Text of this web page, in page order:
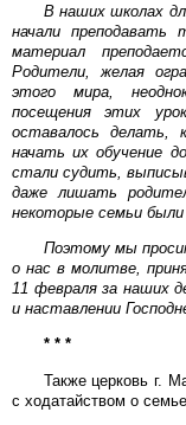
В наших школах
начали преподавать
материал
Родители, желая
этого мира, неоднократно просили освободить детей от
посещения этих
оставалось делать, как только не пускать детей в школу и
начать их обучение
стали судить, выписывать большие штрафы,
даже лишать
Поэтому мы
о нас в молитве,
11 февраля за наших
и наставлении
* * *
Также церковь г.
с ходатайством о